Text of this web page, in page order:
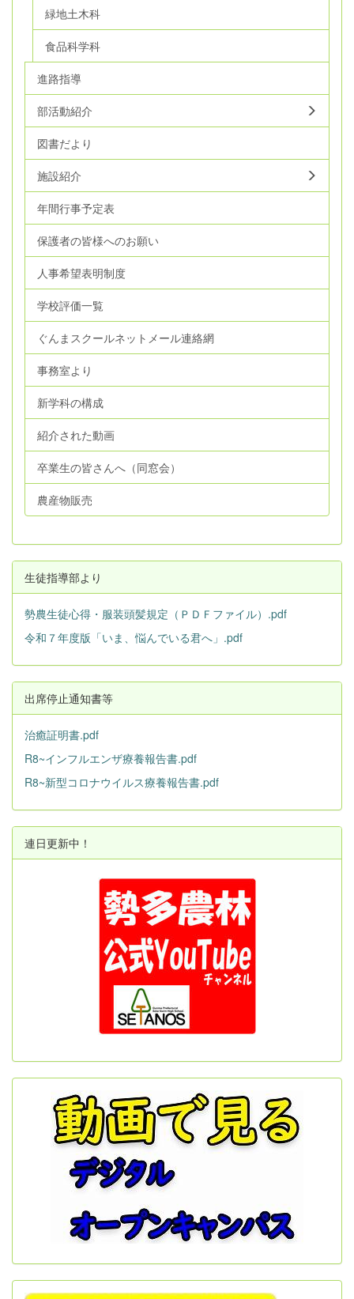
緑地土木科
食品科学科
進路指導
部活動紹介
図書だより
施設紹介
年間行事予定表
保護者の皆様へのお願い
人事希望表明制度
学校評価一覧
ぐんまスクールネットメール連絡網
事務室より
新学科の構成
紹介された動画
卒業生の皆さんへ（同窓会）
農産物販売
生徒指導部より
勢農生徒心得・服装頭髪規定（ＰＤＦファイル）.pdf
令和７年度版「いま、悩んでいる君へ」.pdf
出席停止通知書等
治癒証明書.pdf
R8~インフルエンザ療養報告書.pdf
R8~新型コロナウイルス療養報告書.pdf
連日更新中！